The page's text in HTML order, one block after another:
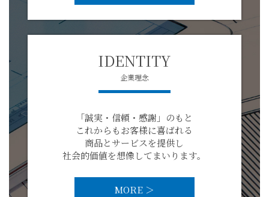
IDENTITY
企業理念
「誠実・信頼・感謝」のもと
これからもお客様に喜ばれる
商品とサービスを提供し
社会的価値を想像してまいります。
MORE ＞